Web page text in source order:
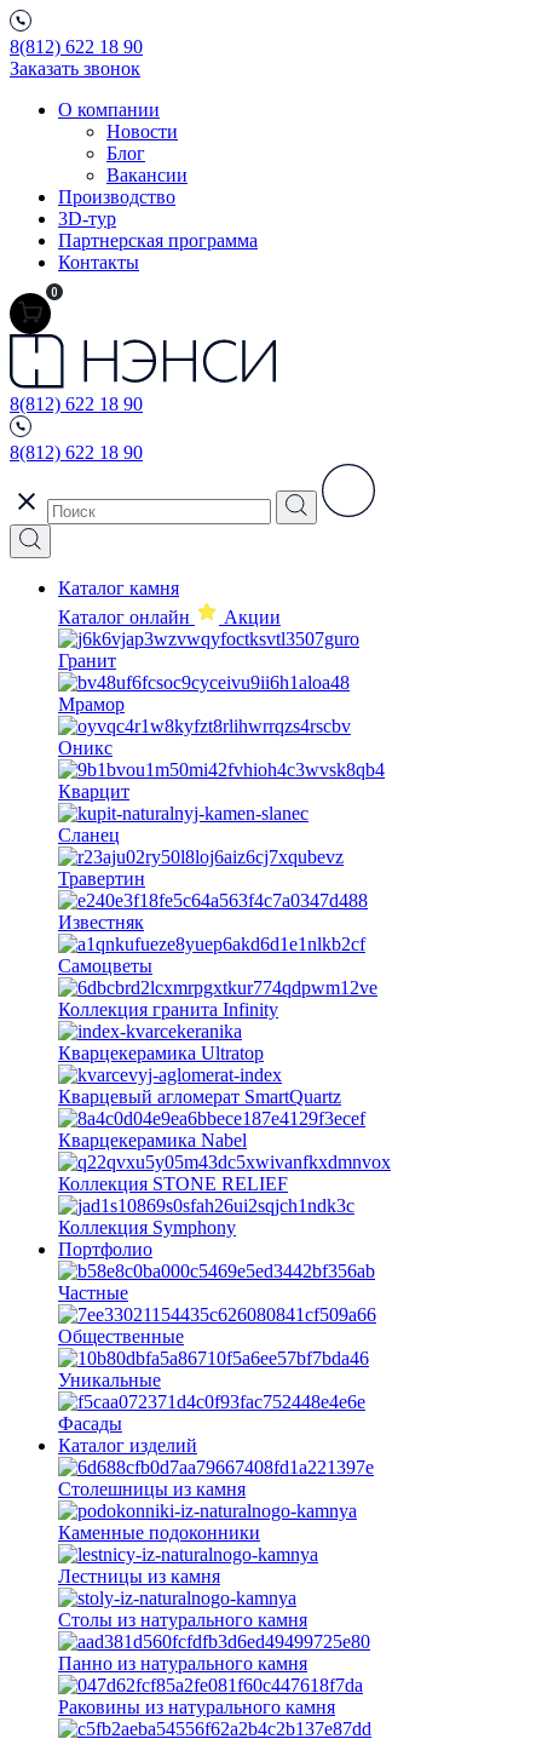
8(812) 622 18 90
Заказать звонок
О компании
Новости
Блог
Вакансии
Производство
3D-тур
Партнерская программа
Контакты
0
8(812) 622 18 90
8(812) 622 18 90
Каталог камня
Каталог онлайн
Акции
Гранит
Мрамор
Оникс
Кварцит
Сланец
Травертин
Известняк
Самоцветы
Коллекция гранита Infinity
Кварцекерамика Ultratop
Кварцевый агломерат SmartQuartz
Кварцекерамика Nabel
Коллекция STONE RELIEF
Коллекция Symphony
Портфолио
Частные
Общественные
Уникальные
Фасады
Каталог изделий
Столешницы из камня
Каменные подоконники
Лестницы из камня
Столы из натурального камня
Панно из натурального камня
Раковины из натурального камня